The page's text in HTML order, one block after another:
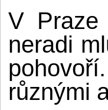
V
neradi
různými